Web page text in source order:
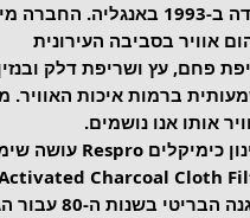
פחם, עץ ושריפת דלק
אותו אנו נושמים.
ההגנה